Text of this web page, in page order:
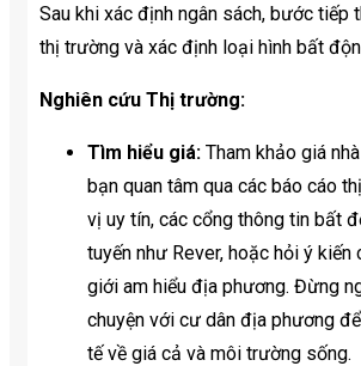
Sau khi xác định ngân sách, bước tiếp
thị trường và xác định loại hình bất
Nghiên cứu Thị trường:
Tìm hiểu giá: Tham khảo giá
bạn quan tâm qua các báo cáo
vị uy tín, các cổng thông tin bất
tuyến như Rever, hoặc hỏi ý kiến
giới am hiểu địa phương. Đừng
chuyện với cư dân địa phương
tế về giá cả và môi trường sống.